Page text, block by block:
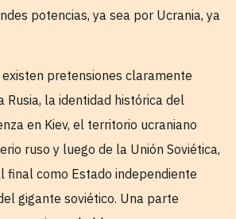
potencias, ya sea por Ucrania, ya
pretensiones claramente
Rusia, la identidad histórica del
en Kiev, el territorio ucraniano
ruso y luego de la Unión Soviética,
final como Estado independiente
gigante soviético. Una parte